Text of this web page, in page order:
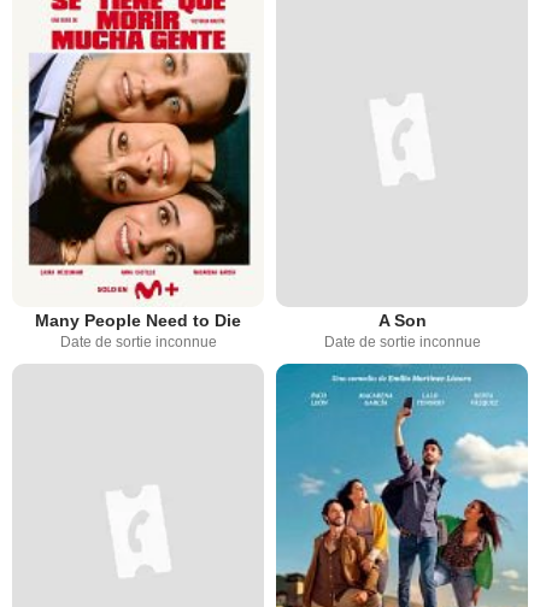
Many People Need to Die
Date de sortie inconnue
A Son
Date de sortie inconnue